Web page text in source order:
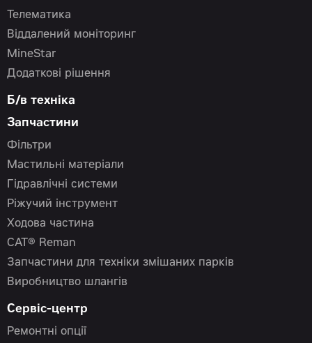
Телематика
Віддалений моніторинг
MineStar
Додаткові рішення
Б/в техніка
Запчастини
Фільтри
Мастильні матеріали
Гідравлічні системи
Ріжучий інструмент
Ходова частина
CAT® Reman
Запчастини для техніки змішаних парків
Виробництво шлангів
Сервіс-центр
Ремонтні опції